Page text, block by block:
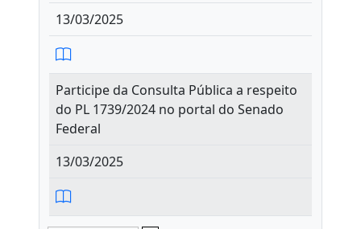
13/03/2025
Participe da Consulta Pública a respeito
do PL 1739/2024 no portal do Senado
Federal
13/03/2025